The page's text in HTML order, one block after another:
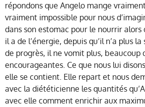
répondons que Angelo mange
vraiment impossible pour nous
dans son estomac pour le nourrir alors
il a de l’énergie, depuis qu’il n’a plus
de progrès, il ne vomit plus, beaucoup
encourageantes. Ce que nous lui
elle se contient. Elle repart et nous
avec la diététicienne les quantités
avec elle comment enrichir aux